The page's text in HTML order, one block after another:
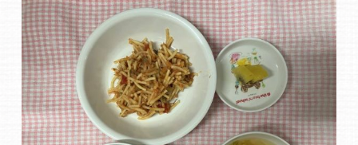
各保育園のご紹介
入園・見学の問い合わせ